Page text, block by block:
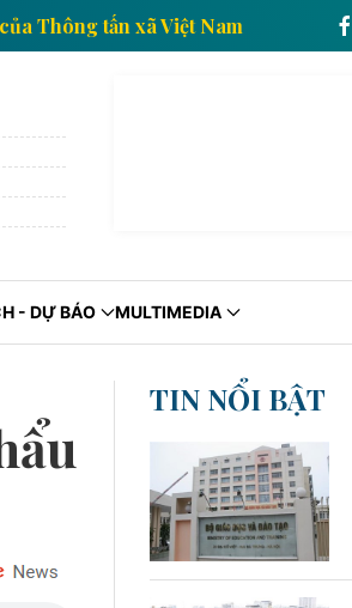
kinh tế của Thông tấn xã Việt Nam
- DỰ BÁO MULTIMEDIA
TIN NỔI BẬT